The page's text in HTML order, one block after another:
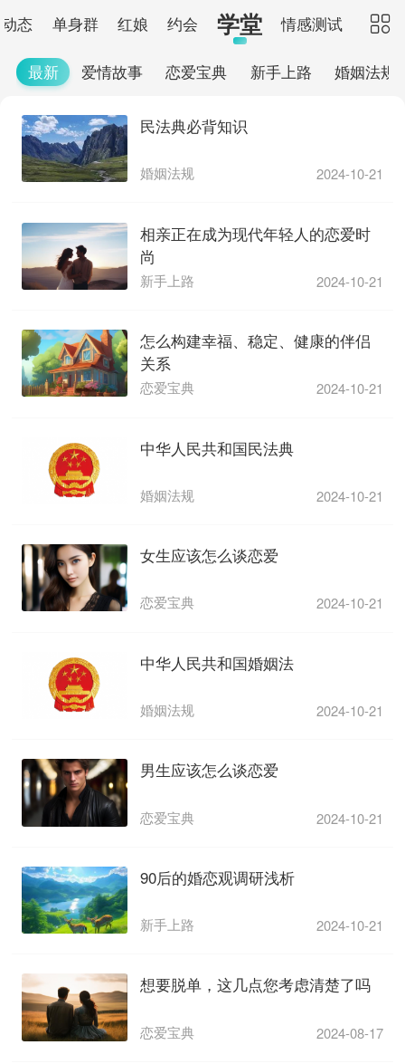
动态 单身群 红娘 约会 学堂 情感测试 
最新 爱情故事 恋爱宝典 新手上路 婚姻法规
民法典必背知识
婚姻法规 2024-10-21
相亲正在成为现代年轻人的恋爱时
尚
新手上路 2024-10-21
怎么构建幸福、稳定、健康的伴侣
关系
恋爱宝典 2024-10-21
中华人民共和国民法典
婚姻法规 2024-10-21
女生应该怎么谈恋爱
恋爱宝典 2024-10-21
中华人民共和国婚姻法
婚姻法规 2024-10-21
男生应该怎么谈恋爱
恋爱宝典 2024-10-21
90后的婚恋观调研浅析
新手上路 2024-10-21
想要脱单，这几点您考虑清楚了吗
恋爱宝典 2024-08-17